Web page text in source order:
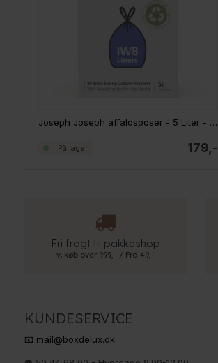
Joseph Joseph affaldsposer - 5 Liter - 80 stk.
179,-
På lager
Fri fragt til pakkeshop
v. køb over 999,- / Fra 49,-
KUNDESERVICE
📧 mail@boxdelux.dk